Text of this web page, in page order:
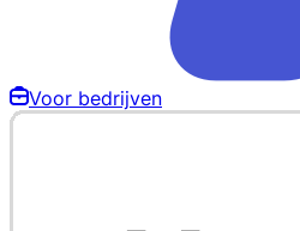
Voor bedrijven